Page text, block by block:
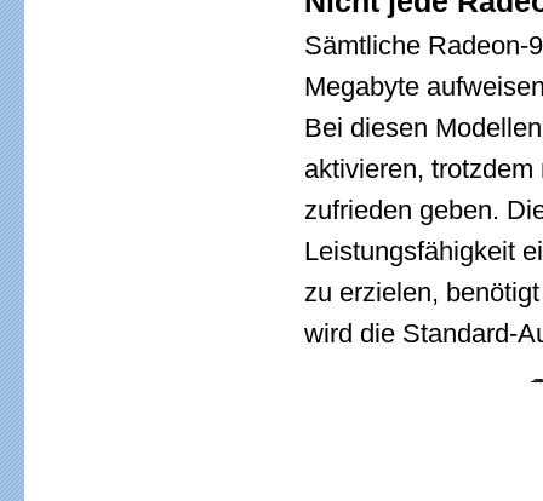
Sämtliche Radeon-
Megabyte
Bei diesen
aktivieren,
zufrieden geben.
Leistungsfähigkeit
zu erzielen,
wird die Standard-